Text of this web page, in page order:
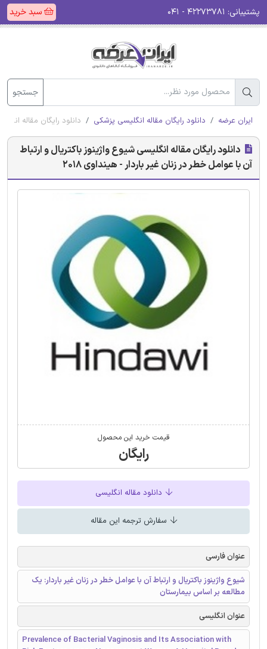
پشتیبانی: سبد خرید
جستجو
ایران عرضه دانلود رایگان مقاله انگلیسی پزشکی دانلود رایگان مقاله
دانلود رایگان مقاله انگلیسی شیوع واژینوز باکتریال و ارتباط
آن با عوامل خطر در زنان غیر باردار - هینداوی 2018
قیمت خرید این محصول
رایگان
دانلود مقاله انگلیسی
سفارش ترجمه این مقاله
عنوان فارسی
شیوع واژینوز باکتریال و ارتباط آن با عوامل خطر در زنان غیر باردار: یک
مطالعه بر اساس بیمارستان
عنوان انگلیسی
Prevalence of Bacterial Vaginosis and Its Association with